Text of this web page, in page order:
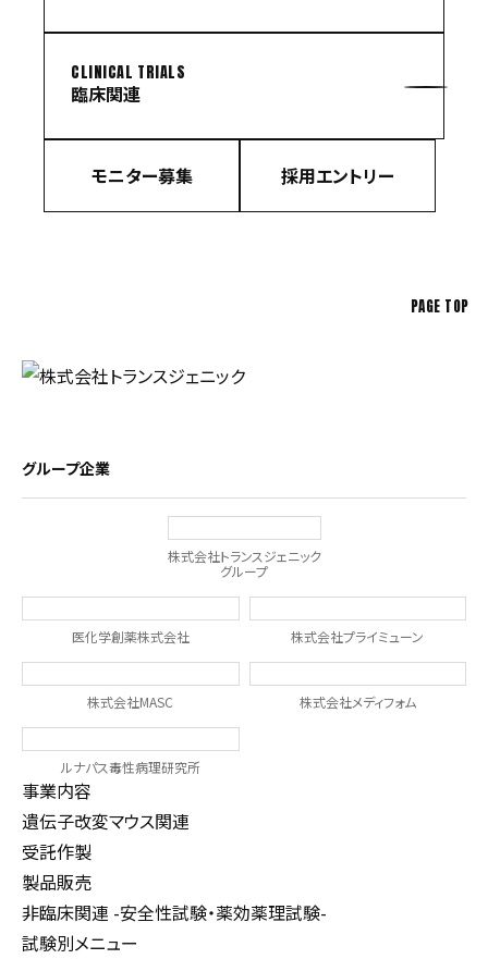
臨床関連
CLINICAL TRIALS
モニター募集 採用エントリー
PAGE TOP
グループ企業
株式会社トランスジェニック
グループ
医化学創薬株式会社 株式会社プライミューン
株式会社MASC 株式会社メディフォム
ルナパス毒性病理研究所
事業内容
遺伝子改変マウス関連
受託作製
製品販売
非臨床関連 -安全性試験・薬効薬理試験-
試験別メニュー